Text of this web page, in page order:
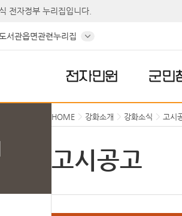
전자정부 누리집입니다.
도서관읍면관련누리집
전자민원 군민
HOME 강화소개 강화소식 고시
고시공고